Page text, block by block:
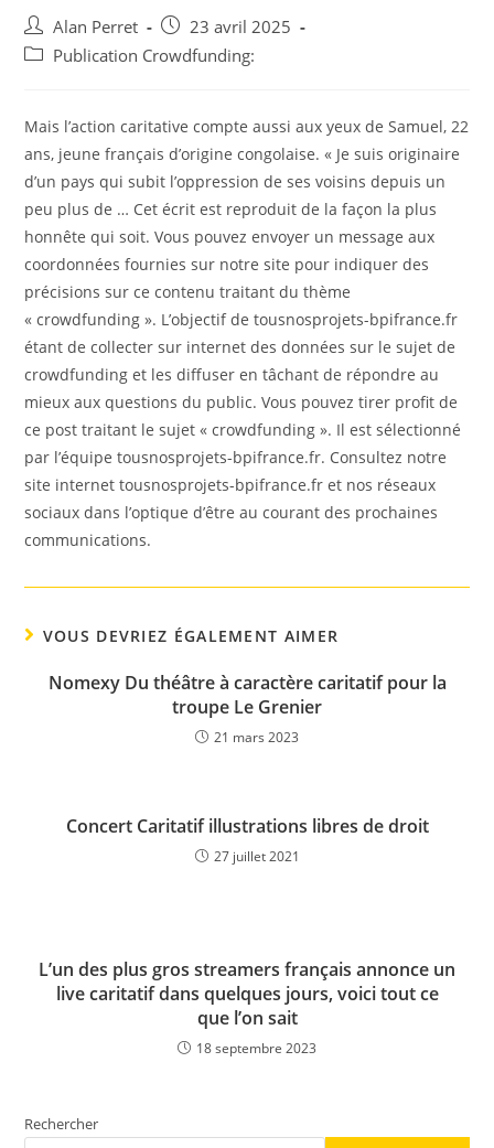
Auteur/autrice
de
Alan Perret
Post
published:
23 avril 2025
PostPublication Crowdfunding:
Mais l’action caritative compte aussi aux yeux de Samuel, 22
ans, jeune français d’origine congolaise. « Je suis originaire
d’un pays qui subit l’oppression de ses voisins depuis un
peu plus de … Cet écrit est reproduit de la façon la plus
honnête qui soit. Vous pouvez envoyer un message aux
coordonnées fournies sur notre site pour indiquer des
précisions sur ce contenu traitant du thème
« crowdfunding ». L’objectif de tousnosprojets-bpifrance.fr
étant de collecter sur internet des données sur le sujet de
crowdfunding et les diffuser en tâchant de répondre au
mieux aux questions du public. Vous pouvez tirer profit de
ce post traitant le sujet « crowdfunding ». Il est sélectionné
par l’équipe tousnosprojets-bpifrance.fr. Consultez notre
site internet tousnosprojets-bpifrance.fr et nos réseaux
sociaux dans l’optique d’être au courant des prochaines
communications.
VOUS DEVRIEZ ÉGALEMENT AIMER
Nomexy Du théâtre à caractère caritatif pour la
troupe Le Grenier
21 mars 2023
Concert Caritatif illustrations libres de droit
27 juillet 2021
L’un des plus gros streamers français annonce un
live caritatif dans quelques jours, voici tout ce
que l’on sait
18 septembre 2023
Rechercher